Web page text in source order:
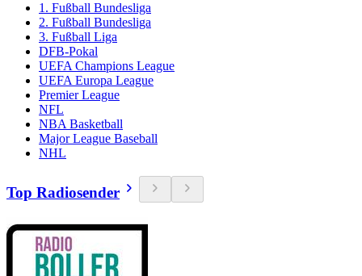
1. Fußball Bundesliga
2. Fußball Bundesliga
3. Fußball Liga
DFB-Pokal
UEFA Champions League
UEFA Europa League
Premier League
NFL
NBA Basketball
Major League Baseball
NHL
Top Radiosender